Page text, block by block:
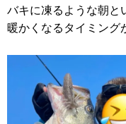
バキに凍るような朝と
暖かくなるタイミング